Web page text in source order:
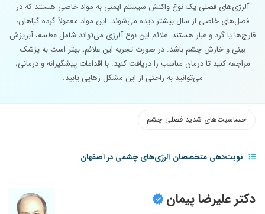
آلرژی‌های فصلی یک نوع واکنش سیستم ایمنی به مواد خاصی هستند که در
فصل‌های خاصی از سال بیشتر دیده می‌شوند. این مواد معمولاً گرده گیاهان،
قارچ‌ها یا گرد و غبار هستند. علائم این نوع آلرژی می‌تواند شامل عطسه، آبریزش
بینی و خارش چشم باشد. در صورت تجربه این علائم، بهتر است به پزشک
مراجعه کنید تا درمان مناسب را دریافت کنید. با اقدامات پیشگیرانه و درمانی،
می‌توانید به راحتی از این مشکل رهایی یابید.
حساسیت‌های شدید فصلی چشم
نوبت‌دهی متخصصان آلرژی‌های چشمی در اصفهان
دکتر علیرضا پیمان